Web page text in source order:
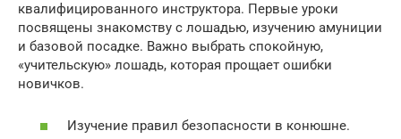
квалифицированного инструктора. Первые уроки
посвящены знакомству с лошадью, изучению амуниции
и базовой посадке. Важно выбрать спокойную,
«учительскую» лошадь, которая прощает ошибки
новичков.
Изучение правил безопасности в конюшне.